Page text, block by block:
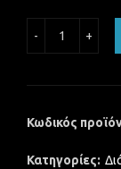
Κωδικός
Κατηγορίες: